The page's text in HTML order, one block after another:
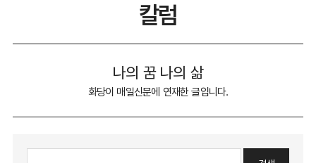
칼럼
나의 꿈 나의 삶
화당이 매일신문에 연재한 글입니다.